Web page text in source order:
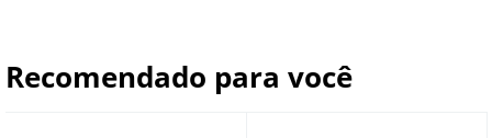
Recomendado para você